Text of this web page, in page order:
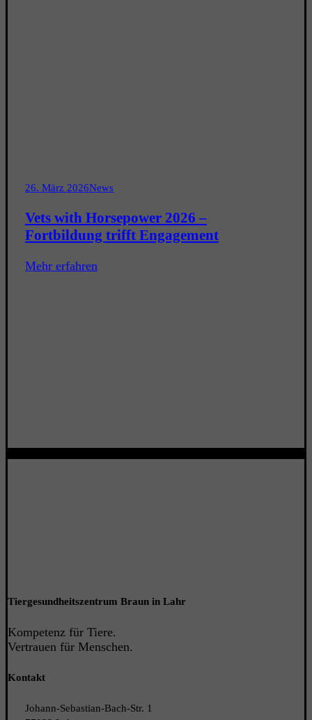
26. März 2026News
Vets with Horsepower 2026 –
Fortbildung trifft Engagement
Mehr erfahren
Tiergesundheitszentrum Braun in Lahr
Kompetenz für Tiere.
Vertrauen für Menschen.
Kontakt
Johann-Sebastian-Bach-Str. 1